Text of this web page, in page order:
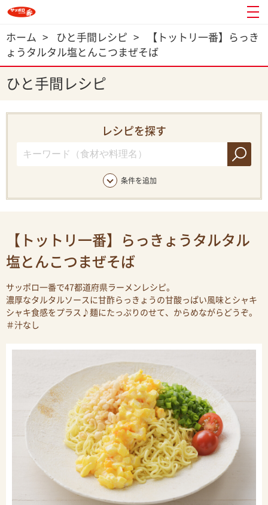
ホーム > ひと手間レシピ >
【トットリ一番】らっき
ょうタルタル塩とんこつまぜそば
ひと手間レシピ
レシピを探す
条件を追加
【トットリ一番】らっきょうタルタル
塩とんこつまぜそば
サッポロ一番で47都道府県ラーメンレシピ。
濃厚なタルタルソースに甘酢らっきょうの甘酸っぱい風味とシャキ
シャキ食感をプラス♪麺にたっぷりのせて、からめながらどうぞ。
＃汁なし